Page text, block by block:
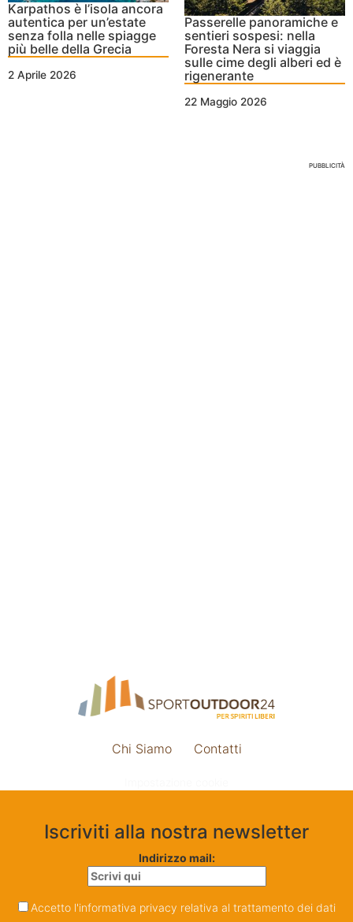
Karpathos è l’isola ancora
autentica per un’estate
senza folla nelle spiagge
più belle della Grecia
2 Aprile 2026
Passerelle panoramiche e
sentieri sospesi: nella
Foresta Nera si viaggia
sulle cime degli alberi ed è
rigenerante
22 Maggio 2026
PUBBLICITÀ
Chi Siamo Contatti
Iscriviti alla nostra newsletter
Indirizzo mail:
Accetto l'informativa privacy relativa al trattamento dei dati